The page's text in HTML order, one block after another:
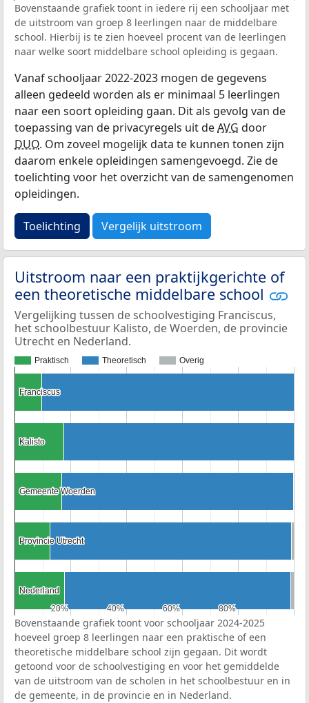
Bovenstaande grafiek toont in iedere rij een schooljaar met
de uitstroom van groep 8 leerlingen naar de middelbare
school. Hierbij is te zien hoeveel procent van de leerlingen
naar welke soort middelbare school opleiding is gegaan.
Vanaf schooljaar 2022-2023 mogen de gegevens
alleen gedeeld worden als er minimaal 5 leerlingen
naar een soort opleiding gaan. Dit als gevolg van de
toepassing van de privacyregels uit deAVG door
DUO. Om zoveel mogelijk data te kunnen tonen zijn
daarom enkele opleidingen samengevoegd. Zie de
toelichting voor het overzicht van de samengenomen
opleidingen.
Toelichting Vergelijk uitstroom
Uitstroom naar een praktijkgerichte of
een theoretische middelbare school
Vergelijking tussen de schoolvestiging Franciscus,
het schoolbestuur Kalisto, de Woerden, de provincie
Utrecht en Nederland.
Praktisch Theoretisch Overig
20%
20% 40%
40% 60%
60% 80%
80%
Franciscus
Franciscus
Kalisto
Kalisto
Gemeente Woerden
Gemeente Woerden
Provincie Utrecht
Provincie Utrecht
Nederland
Nederland
Bovenstaande grafiek toont voor schooljaar 2024-2025
hoeveel groep 8 leerlingen naar een praktische of een
theoretische middelbare school zijn gegaan. Dit wordt
getoond voor de schoolvestiging en voor het gemiddelde
van de uitstroom van de scholen in het schoolbestuur en in
de gemeente, in de provincie en in Nederland.